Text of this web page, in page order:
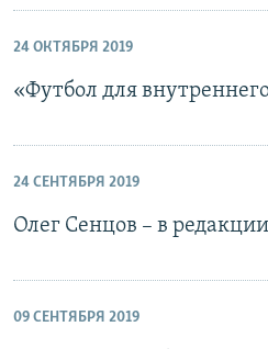
24 ОКТЯБРЯ 2019
«Футбол для
24 СЕНТЯБРЯ 2019
Олег Сенцов – в
09 СЕНТЯБРЯ 2019